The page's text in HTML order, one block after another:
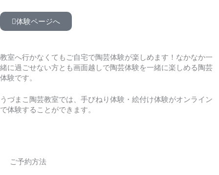
体験ページへ
教室へ行かなくてもご自宅で陶芸体験が楽しめます！なかなか一
緒に過ごせない方とも画面越しで陶芸体験を一緒に楽しめる陶芸
体験です。
うづまこ陶芸教室では、手びねり体験・絵付け体験がオンライン
で体験することができます。
ご予約方法